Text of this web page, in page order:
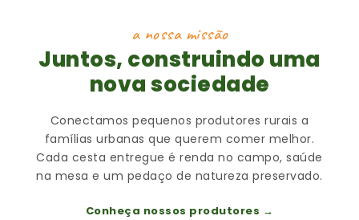
a nossa missão
Juntos, construindo uma
nova sociedade
Conectamos pequenos produtores rurais a
famílias urbanas que querem comer melhor.
Cada cesta entregue é renda no campo, saúde
na mesa e um pedaço de natureza preservado.
Conheça nossos produtores →